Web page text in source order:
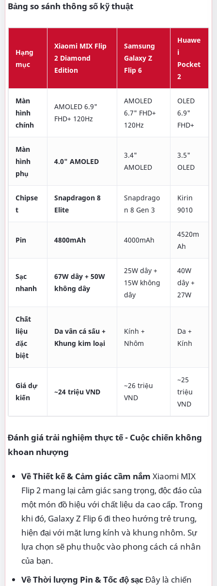
Bảng so sánh thông số kỹ thuật
Hạng
mục
Xiaomi MIX Flip
2 Diamond
Edition
Samsung
Galaxy Z
Flip 6
Huawe
i
Pocket
2
Màn
hình
chính
AMOLED 6.9"
FHD+ 120Hz
AMOLED
6.7" FHD+
120Hz
OLED
6.9"
FHD+
Màn
hình
phụ
4.0" AMOLED
3.4"
AMOLED
3.5"
OLED
Chipse
t
Snapdragon 8
Elite
Snapdrago
n 8 Gen 3
Kirin
9010
Pin 4800mAh 4000mAh
4520m
Ah
Sạc
nhanh
67W dây + 50W
không dây
25W dây +
15W không
dây
40W
dây +
27W
Chất
liệu
đặc
biệt
Da vân cá sấu +
Khung kim loại
Kính +
Nhôm
Da +
Kính
Giá dự
kiến
~24 triệu VND
~26 triệu
VND
~25
triệu
VND
Đánh giá trải nghiệm thực tế - Cuộc chiến không
khoan nhượng
Về Thiết kế & Cảm giác cầm nắm Xiaomi MIX
Flip 2 mang lại cảm giác sang trọng, độc đáo của
một món đồ hiệu với chất liệu da cao cấp. Trong
khi đó, Galaxy Z Flip 6 đi theo hướng trẻ trung,
hiện đại với mặt lưng kính và khung nhôm. Sự
lựa chọn sẽ phụ thuộc vào phong cách cá nhân
của bạn.
Về Thời lượng Pin & Tốc độ sạc Đây là chiến